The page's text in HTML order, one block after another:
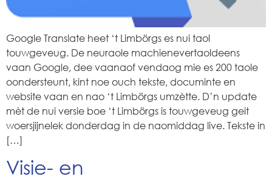
Google Translate heet ‘t Limbörgs es nui taol
touwgeveug. De neuraole machienevertaoldeens
vaan Google, dee vaanaof vendaog mie es 200 taole
oondersteunt, kint noe ouch tekste, documinte en
website vaan en nao ‘t Limbörgs umzètte. D’n update
mèt de nui versie boe ‘t Limbörgs is touwgeveug geit
woersjijnelek donderdag in de naomiddag live. Tekste in
[…]
Visie- en